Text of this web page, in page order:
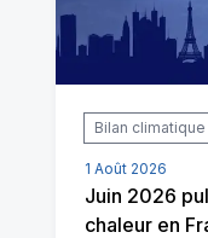
Bilan climatique
1 Août 2026
Juin 2026
chaleur en